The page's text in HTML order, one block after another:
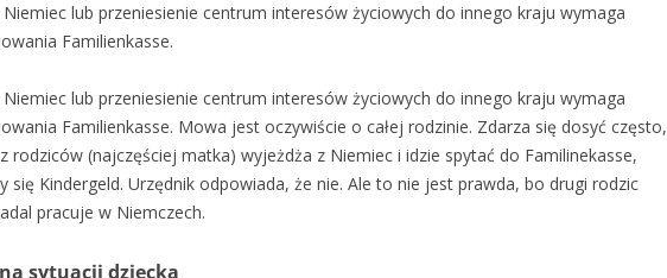
lub przeniesienie centrum interesów życiowych do innego kraju wymaga
Familienkasse.
lub przeniesienie centrum interesów życiowych do innego kraju wymaga
Familienkasse. Mowa jest oczywiście o całej rodzinie. Zdarza się dosyć często,
rodziców (najczęściej matka) wyjeżdża z Niemiec i idzie spytać do Familinekasse,
się Kindergeld. Urzędnik odpowiada, że nie. Ale to nie jest prawda, bo drugi rodzic
pracuje w Niemczech.
sytuacji dziecka